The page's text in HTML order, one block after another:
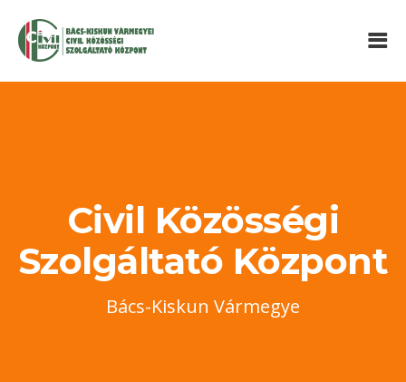
Civil Közösségi
Szolgáltató Központ
Bács-Kiskun Vármegye